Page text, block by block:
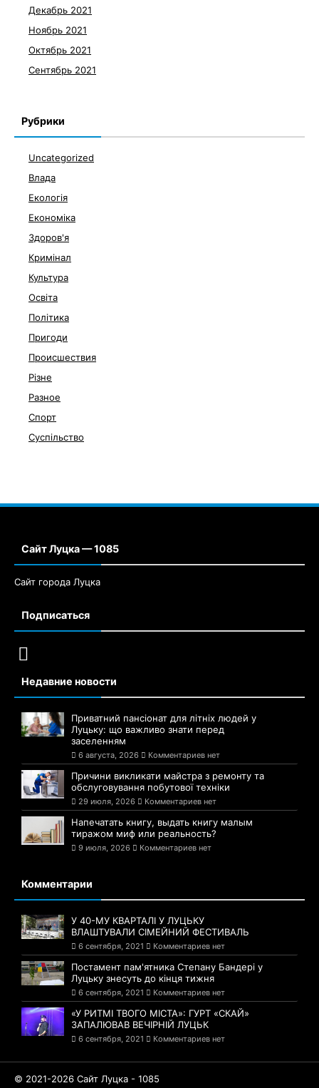
Декабрь 2021
Ноябрь 2021
Октябрь 2021
Сентябрь 2021
Рубрики
Uncategorized
Влада
Екологія
Економіка
Здоров'я
Кримінал
Культура
Освіта
Політика
Пригоди
Происшествия
Різне
Разное
Спорт
Суспільство
Сайт Луцка — 1085
Сайт города Луцка
Подписаться
Недавние новости
Приватний пансіонат для літніх людей у
Луцьку: що важливо знати перед
заселенням
6 августа, 2026 Комментариев нет
Причини викликати майстра з ремонту та
обслуговування побутової техніки
29 июля, 2026 Комментариев нет
Напечатать книгу, выдать книгу малым
тиражом миф или реальность?
9 июля, 2026 Комментариев нет
Комментарии
У 40-МУ КВАРТАЛІ У ЛУЦЬКУ
ВЛАШТУВАЛИ СІМЕЙНИЙ ФЕСТИВАЛЬ
6 сентября, 2021 Комментариев нет
Постамент пам'ятника Степану Бандері у
Луцьку знесуть до кінця тижня
6 сентября, 2021 Комментариев нет
«У РИТМІ ТВОГО МІСТА»: ГУРТ «СКАЙ»
ЗАПАЛЮВАВ ВЕЧІРНІЙ ЛУЦЬК
6 сентября, 2021 Комментариев нет
© 2021-2026 Сайт Луцка - 1085